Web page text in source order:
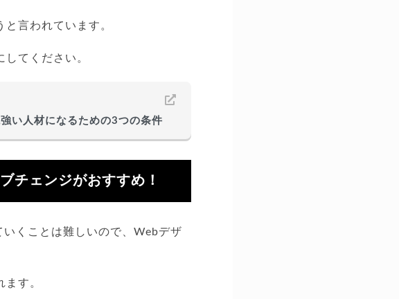
言われています。
てください。
い人材になるための3つの条件
チェンジがおすすめ！
いくことは難しいので、Webデザ
す。